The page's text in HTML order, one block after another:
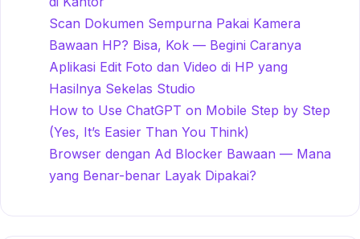
Scan Dokumen Sempurna Pakai Kamera
Bawaan HP? Bisa, Kok — Begini Caranya
Aplikasi Edit Foto dan Video di HP yang
Hasilnya Sekelas Studio
How to Use ChatGPT on Mobile Step by Step
(Yes, It’s Easier Than You Think)
Browser dengan Ad Blocker Bawaan — Mana
yang Benar-benar Layak Dipakai?